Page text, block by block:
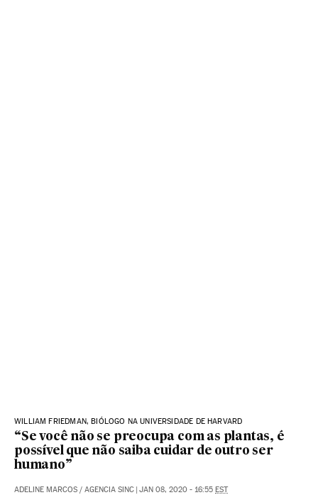
WILLIAM FRIEDMAN, BIÓLOGO NA UNIVERSIDADE DE HARVARD
“Se você não se preocupa com as plantas, é
possível que não saiba cuidar de outro ser
humano”
ADELINE MARCOS / AGENCIA SINC JAN 08, 2020 - 16:55 EST